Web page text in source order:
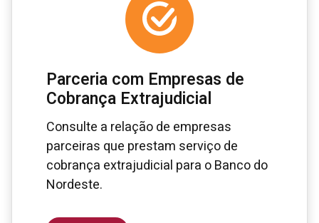
Parceria com Empresas de
Cobrança Extrajudicial
Consulte a relação de empresas
parceiras que prestam serviço de
cobrança extrajudicial para o Banco do
Nordeste.